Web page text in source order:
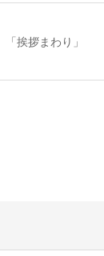
「挨拶まわり」